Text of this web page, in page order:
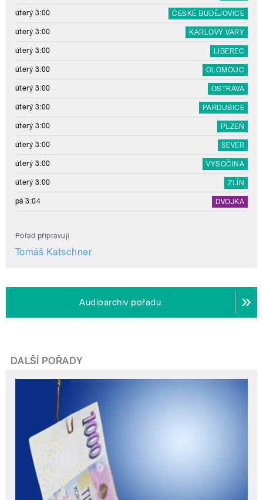
úterý 3:00 ČESKÉ BUDĚJOVICE
úterý 3:00 KARLOVY VARY
úterý 3:00 LIBEREC
úterý 3:00 OLOMOUC
úterý 3:00 OSTRAVA
úterý 3:00 PARDUBICE
úterý 3:00 PLZEŇ
úterý 3:00 SEVER
úterý 3:00 VYSOČINA
úterý 3:00 ZLÍN
pá 3:04 DVOJKA
Pořad připravují
Tomáš Katschner
Audioarchiv pořadu
DALŠÍ POŘADY